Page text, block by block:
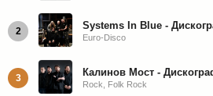
2 Systems In Blue -
Euro-Disco
3 Калинов Мост -
Rock, Folk Rock